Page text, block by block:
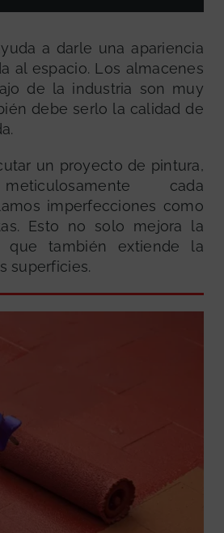
a darle una apariencia
al espacio. Los almacenes
de la industria son muy
debe serlo la calidad de
un proyecto de pintura,
cada
imperfecciones como
Esto no solo mejora la
que también extiende la
superficies.